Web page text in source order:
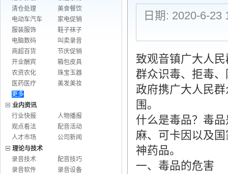
清仓处理
美食餐饮
电动车汽车
家电促销
服装服饰
鞋子袜子
电脑数码
叫卖录音
商超百货
节庆促销
开业酬宾
箱包皮具
农资农化
珠宝玉器
医药医疗
美发美妆
更多
业内资讯
行业快报
人物播报
观点看法
配音活动
人才市场
公司新闻
理论与技术
录音技术
配音技巧
录音软件
录音设备
日期: 2020-6-
致观音镇广大人
群众识毒、拒毒
政府携广大人民
围。
什么是毒品？毒
麻、可卡因以及
神药品。
一、毒品的危害